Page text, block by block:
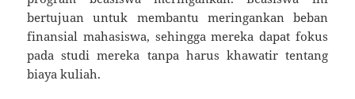
bertujuan untuk membantu meringankan beban
finansial mahasiswa, sehingga mereka dapat fokus
pada studi mereka tanpa harus khawatir tentang
biaya kuliah.